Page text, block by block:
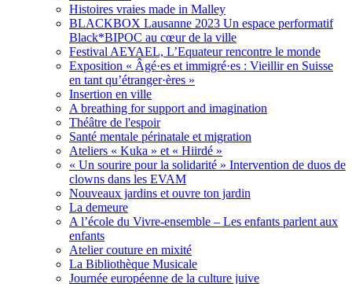
Histoires vraies made in Malley
BLACKBOX Lausanne 2023 Un espace performatif
Black*BIPOC au cœur de la ville
Festival AEYAEL, L’Equateur rencontre le monde
Exposition « Âgé·es et immigré·es : Vieillir en Suisse
en tant qu’étranger·ères »
Insertion en ville
A breathing for support and imagination
Théâtre de l'espoir
Santé mentale périnatale et migration
Ateliers « Kuka » et « Hiirdé »
« Un sourire pour la solidarité » Intervention de duos de
clowns dans les EVAM
Nouveaux jardins et ouvre ton jardin
La demeure
A l’école du Vivre-ensemble – Les enfants parlent aux
enfants
Atelier couture en mixité
La Bibliothèque Musicale
Journée européenne de la culture juive